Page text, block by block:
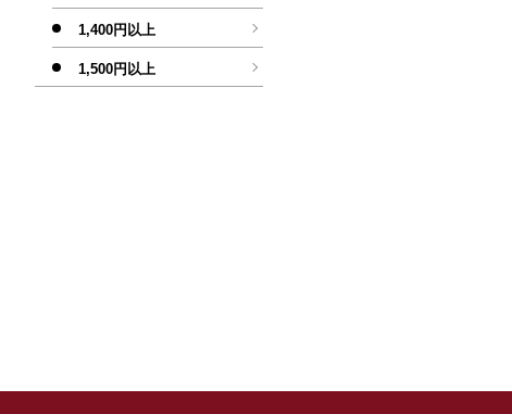
1,400円以上
1,500円以上